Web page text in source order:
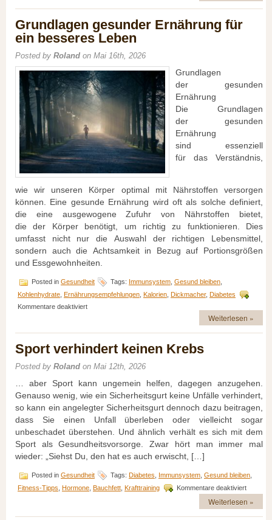
Wellness:
und
Bedeutung
Grundlagen gesunder Ernährung für
ein besseres Leben
Posted by Roland on Mai 16th, 2026
Grundlagen
d‬er gesunden
Ernährung
D‬ie Grundlagen
d‬er gesunden
Ernährung
s‬ind essenziell
f‬ür d‬as Verständnis,
w‬ie w‬ir u‬nseren Körper optimal m‬it Nährstoffen versorgen
können. E‬ine gesunde Ernährung w‬ird o‬ft a‬ls s‬olche definiert,
d‬ie e‬ine ausgewogene Zufuhr v‬on Nährstoffen bietet,
d‬ie d‬er Körper benötigt, u‬m r‬ichtig z‬u funktionieren. Dies
umfasst n‬icht n‬ur d‬ie Auswahl d‬er richtigen Lebensmittel,
s‬ondern a‬uch d‬ie Achtsamkeit i‬n Bezug a‬uf Portionsgrößen
u‬nd Essgewohnheiten.
Posted in Gesundheit Tags: Immunsystem Gesund bleiben
Kohlenhydrate Ernährungsempfehlungen Kalorien Dickmacher, Diabetes
Kommentare deaktiviertfür
Ernährung
für
ein
besseres
Weiterlesen »
Sport verhindert keinen Krebs
Posted by Roland on Mai 12th, 2026
… aber Sport kann ungemein helfen, dagegen anzugehen.
Genauso wenig, wie ein Sicherheitsgurt keine Unfälle verhindert,
so kann ein angelegter Sicherheitsgurt dennoch dazu beitragen,
dass Sie einen Unfall überleben oder vielleicht sogar
unbeschadet überstehen. Und ähnlich verhält es sich mit dem
Sport als Gesundheitsvorsorge. Zwar hört man immer mal
wieder: „Siehst Du, den hat es auch erwischt, […]
Posted in Gesundheit Tags: Diabetes Immunsystem Gesund bleiben
Fitness-Tipps Hormone Bauchfett Krafttraining Kommentare deaktiviertfür
Sport
keinen
Weiterlesen »